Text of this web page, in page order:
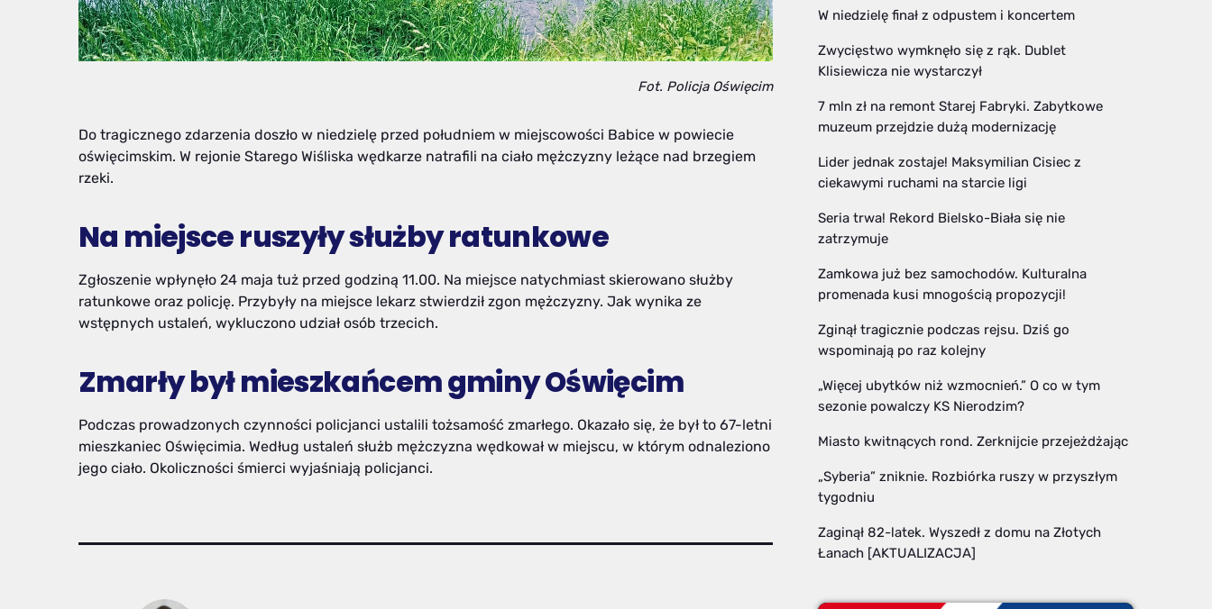
Fot. Policja Oświęcim
Do tragicznego zdarzenia doszło w niedzielę przed południem w miejscowości Babice w powiecie
oświęcimskim. W rejonie Starego Wiśliska wędkarze natrafili na ciało mężczyzny leżące nad brzegiem
rzeki.
Na miejsce ruszyły służby ratunkowe
Zgłoszenie wpłynęło 24 maja tuż przed godziną 11.00. Na miejsce natychmiast skierowano służby
ratunkowe oraz policję. Przybyły na miejsce lekarz stwierdził zgon mężczyzny. Jak wynika ze
wstępnych ustaleń, wykluczono udział osób trzecich.
Zmarły był mieszkańcem gminy Oświęcim
Podczas prowadzonych czynności policjanci ustalili tożsamość zmarłego. Okazało się, że był to 67-letni
mieszkaniec Oświęcimia. Według ustaleń służb mężczyzna wędkował w miejscu, w którym odnaleziono
jego ciało. Okoliczności śmierci wyjaśniają policjanci.
W niedzielę finał z odpustem i koncertem
Zwycięstwo wymknęło się z rąk. Dublet
Klisiewicza nie wystarczył
7 mln zł na remont Starej Fabryki. Zabytkowe
muzeum przejdzie dużą modernizację
Lider jednak zostaje! Maksymilian Cisiec z
ciekawymi ruchami na starcie ligi
Seria trwa! Rekord Bielsko-Biała się nie
zatrzymuje
Zamkowa już bez samochodów. Kulturalna
promenada kusi mnogością propozycji!
Zginął tragicznie podczas rejsu. Dziś go
wspominają po raz kolejny
„Więcej ubytków niż wzmocnień.” O co w tym
sezonie powalczy KS Nierodzim?
Miasto kwitnących rond. Zerknijcie przejeżdżając
„Syberia” zniknie. Rozbiórka ruszy w przyszłym
tygodniu
Zaginął 82-latek. Wyszedł z domu na Złotych
Łanach [AKTUALIZACJA]